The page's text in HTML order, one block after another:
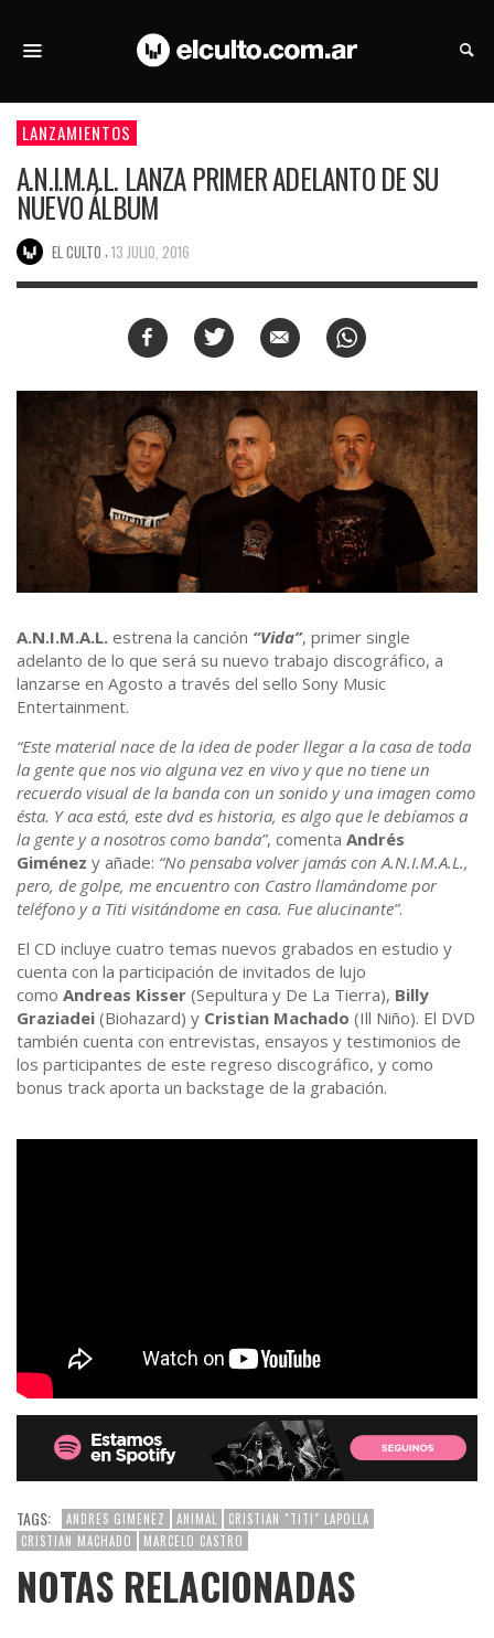
LANZAMIENTOS
A.N.I.M.A.L. LANZA PRIMER ADELANTO DE SU
NUEVO ÁLBUM
EL CULTO 13 JULIO, 2016
A.N.I.M.A.L. estrena la canción “Vida”, primer single
adelanto de lo que será su nuevo trabajo discográfico, a
lanzarse en Agosto a través del sello Sony Music
Entertainment.
“Este material nace de la idea de poder llegar a la casa de toda
la gente que nos vio alguna vez en vivo y que no tiene un
recuerdo visual de la banda con un sonido y una imagen como
ésta. Y aca está, este dvd es historia, es algo que le debíamos a
la gente y a nosotros como banda”, comenta Andrés
Giménez y añade: “No pensaba volver jamás con A.N.I.M.A.L.,
pero, de golpe, me encuentro con Castro llamándome por
teléfono y a Titi visitándome en casa. Fue alucinante”.
El CD incluye cuatro temas nuevos grabados en estudio y
cuenta con la participación de invitados de lujo
como Andreas Kisser (Sepultura y De La Tierra), Billy
Graziadei (Biohazard) y Cristian Machado (Ill Niño). El DVD
también cuenta con entrevistas, ensayos y testimonios de
los participantes de este regreso discográfico, y como
bonus track aporta un backstage de la grabación.
TAGS: ANDRES GIMENEZ ANIMAL
CRISTIAN "TITI" LAPOLLA
CRISTIAN MACHADO
MARCELO CASTRO
NOTAS RELACIONADAS